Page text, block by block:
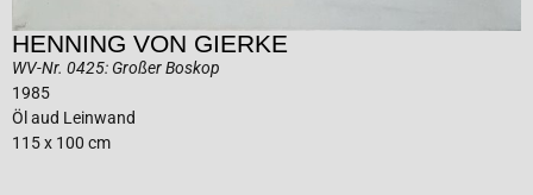
HENNING VON GIERKE
WV-Nr. 0425: Großer Boskop
1985
Öl aud Leinwand
115 x 100 cm